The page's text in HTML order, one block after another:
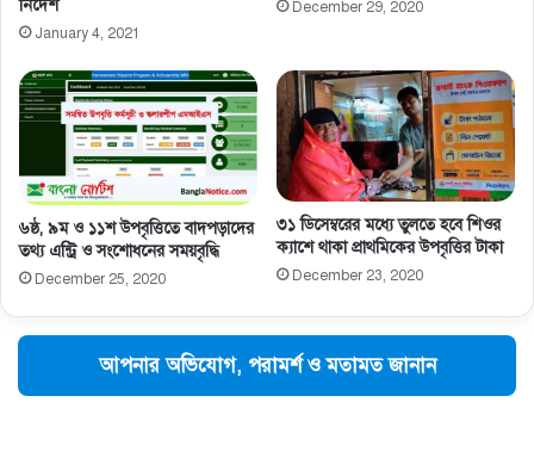
নির্দেশ
January 4, 2021
December 29, 2020
৬ষ্ঠ, ৯ম ও ১১শ উপবৃত্তিতে বাদপড়াদের
তথ্য এন্ট্রি ও সংশোধনের সময়বৃদ্ধি
December 25, 2020
৩১ ডিসেম্বরের মধ্যে তুলতে হবে শিওর
ক্যাশে থাকা প্রাথমিকের উপবৃত্তির টাকা
December 23, 2020
আপনার অভিযোগ, পরামর্শ ও মতামত জানান